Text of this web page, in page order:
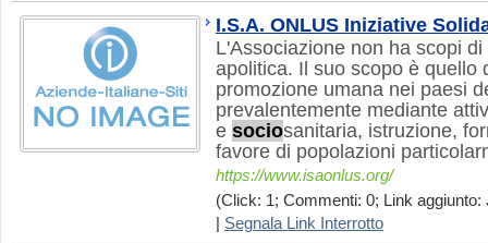
I.S.A. ONLUS Iniziative
L'Associazione non ha scopi
apolitica. Il suo scopo è quello
promozione umana nei paesi
prevalentemente mediante
e sociosanitaria, istruzione,
favore di popolazioni
https://www.isaonlus.org/
(Click: 1; Commenti: 0; Link aggiunto:
Segnala Link Interrotto